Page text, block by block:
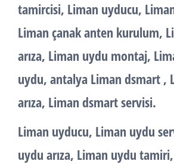
tamircisi, Liman uyducu,
Liman çanak anten kurulum,
arıza, Liman uydu montaj,
uydu, antalya Liman dsmart ,
arıza, Liman dsmart servisi.
Liman uyducu, Liman uydu
uydu arıza, Liman uydu